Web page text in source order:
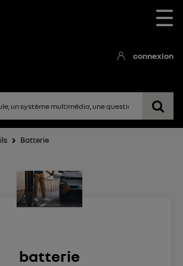
☰
connexion
Batterie
batterie